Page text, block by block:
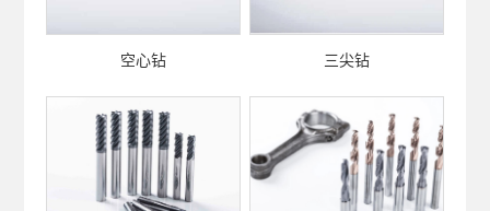
空心钻 三尖钻